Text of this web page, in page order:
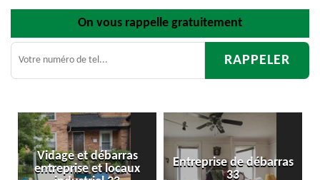
On vous rappelle gratuitement
Entreprise de débarras
33
Débarras
d'appartement 33